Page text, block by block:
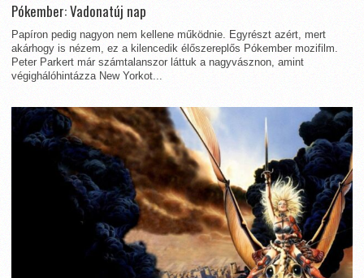
Pókember: Vadonatúj nap
Papíron pedig nagyon nem kellene működnie. Egyrészt azért, mert
akárhogy is nézem, ez a kilencedik élőszereplős Pókember mozifilm.
Peter Parkert már számtalanszor láttuk a nagyvásznon, amint
végighálóhintázza New Yorkot...